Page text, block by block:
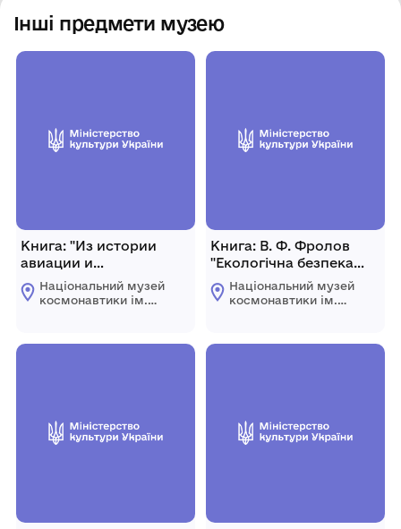
Інші предмети музею
Книга: "Из истории
авиации и
космонавтики" (рос.
мовою). Випуск 60. 1990
Національний музей
космонавтики ім.
обласної ради
Книга: В. Ф. Фролов
"Екологічна безпека
біосфери Землі і
Космосу" Монографія.
Видавництво - ТОВ
Національний музей
космонавтики ім.
обласної ради